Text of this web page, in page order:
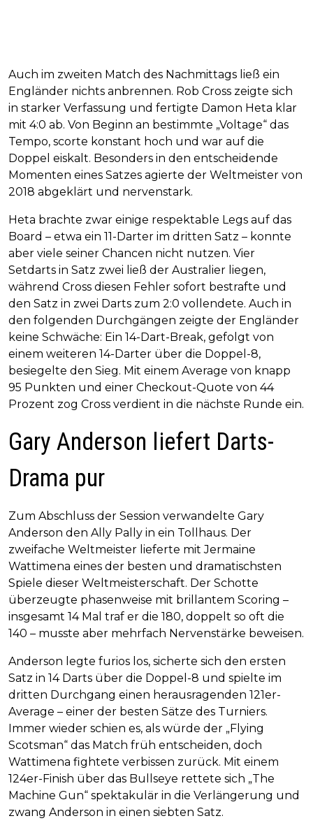
Auch im zweiten Match des Nachmittags ließ ein
Engländer nichts anbrennen. Rob Cross zeigte sich
in starker Verfassung und fertigte Damon Heta klar
mit 4:0 ab. Von Beginn an bestimmte „Voltage“ das
Tempo, scorte konstant hoch und war auf die
Doppel eiskalt. Besonders in den entscheidende
Momenten eines Satzes agierte der Weltmeister von
2018 abgeklärt und nervenstark.
Heta brachte zwar einige respektable Legs auf das
Board – etwa ein 11-Darter im dritten Satz – konnte
aber viele seiner Chancen nicht nutzen. Vier
Setdarts in Satz zwei ließ der Australier liegen,
während Cross diesen Fehler sofort bestrafte und
den Satz in zwei Darts zum 2:0 vollendete. Auch in
den folgenden Durchgängen zeigte der Engländer
keine Schwäche: Ein 14-Dart-Break, gefolgt von
einem weiteren 14-Darter über die Doppel-8,
besiegelte den Sieg. Mit einem Average von knapp
95 Punkten und einer Checkout-Quote von 44
Prozent zog Cross verdient in die nächste Runde ein.
Gary Anderson liefert Darts-
Drama pur
Zum Abschluss der Session verwandelte Gary
Anderson den Ally Pally in ein Tollhaus. Der
zweifache Weltmeister lieferte mit Jermaine
Wattimena eines der besten und dramatischsten
Spiele dieser Weltmeisterschaft. Der Schotte
überzeugte phasenweise mit brillantem Scoring –
insgesamt 14 Mal traf er die 180, doppelt so oft die
140 – musste aber mehrfach Nervenstärke beweisen.
Anderson legte furios los, sicherte sich den ersten
Satz in 14 Darts über die Doppel-8 und spielte im
dritten Durchgang einen herausragenden 121er-
Average – einer der besten Sätze des Turniers.
Immer wieder schien es, als würde der „Flying
Scotsman“ das Match früh entscheiden, doch
Wattimena fightete verbissen zurück. Mit einem
124er-Finish über das Bullseye rettete sich „The
Machine Gun“ spektakulär in die Verlängerung und
zwang Anderson in einen siebten Satz.